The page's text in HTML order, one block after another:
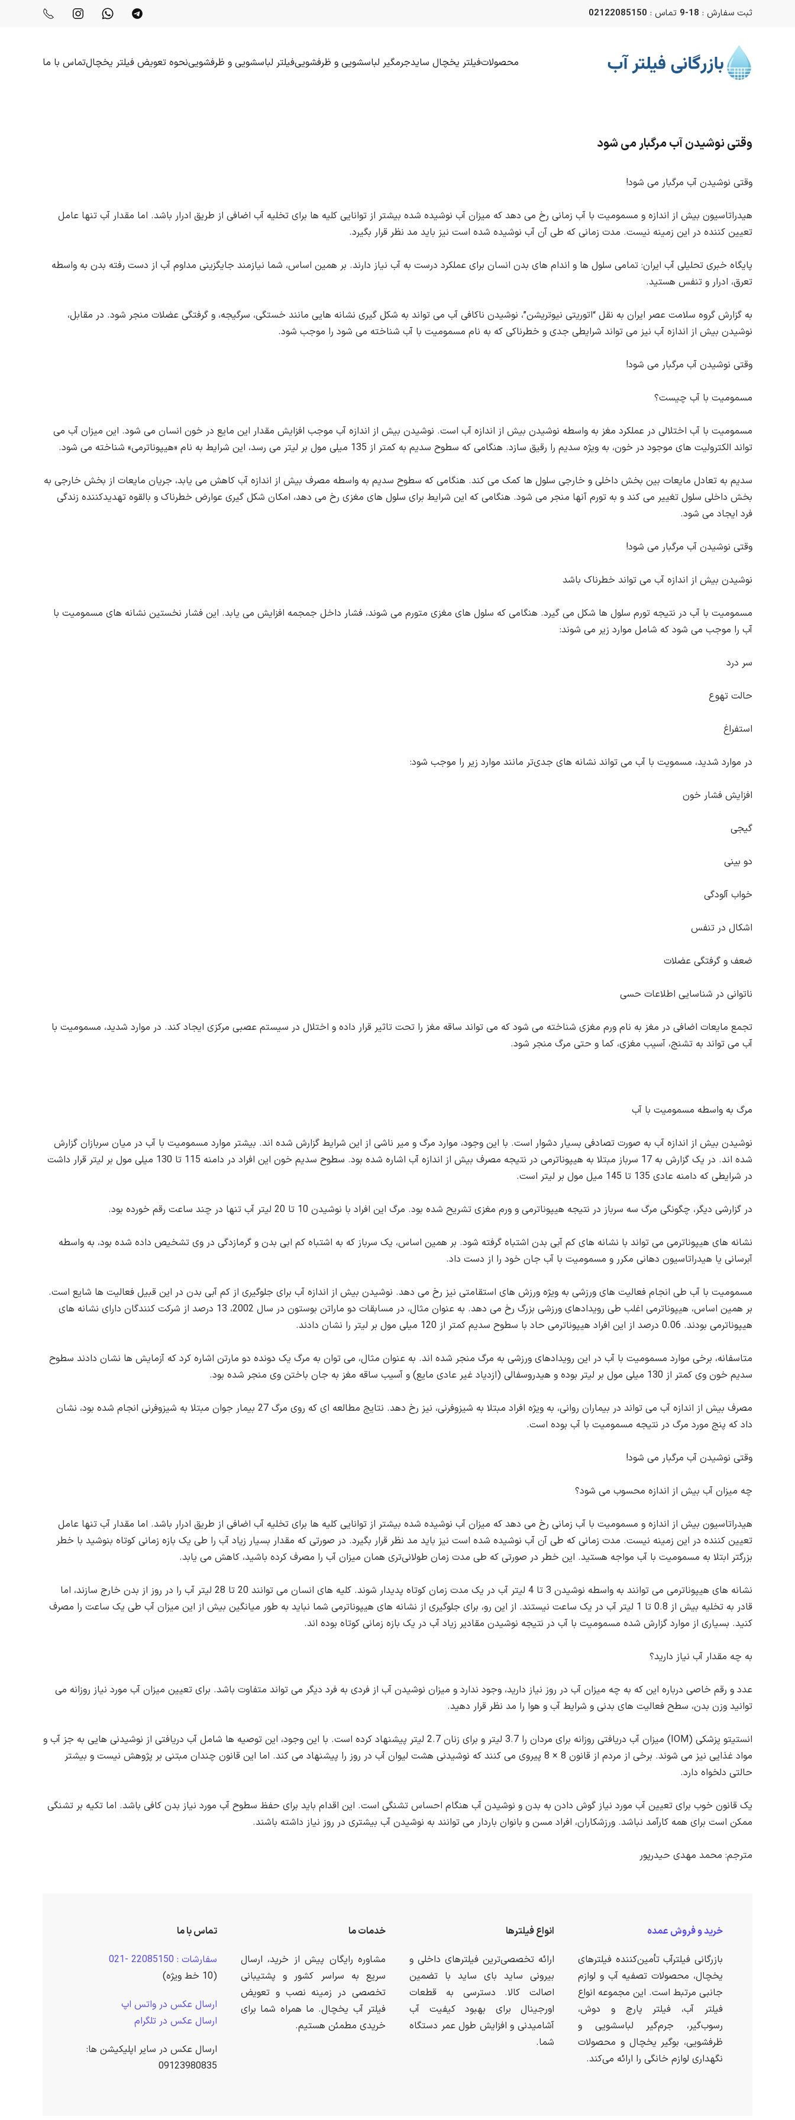
ثبت سفارش : 18-9 تماس : 02122085150
محصولاتفیلتر یخچال سایدجرمگیر لباسشویی و ظرفشوییفیلتر لباسشویی و ظرفشویینحوه تعویض فیلتر یخچالتماس با ما
وقتی نوشیدن آب مرگبار می شود
وقتی نوشیدن آب مرگبار می شود!
هیدراتاسیون بیش از اندازه و مسمومیت با آب زمانی رخ می دهد که میزان آب نوشیده شده بیشتر از توانایی کلیه ها برای تخلیه آب اضافی از طریق ادرار باشد. اما مقدار آب تنها عامل
تعیین کننده در این زمینه نیست. مدت زمانی که طی آن آب نوشیده شده است نیز باید مد نظر قرار بگیرد.
پایگاه خبری تحلیلی آب ایران: تمامی سلول ها و اندام های بدن انسان برای عملکرد درست به آب نیاز دارند. بر همین اساس، شما نیازمند جایگزینی مداوم آب از دست رفته بدن به واسطه
تعرق، ادرار و تنفس هستید.
به گزارش گروه سلامت عصر ایران به نقل “اتوریتی نیوتریشن”، نوشیدن ناکافی آب می تواند به شکل گیری نشانه هایی مانند خستگی، سرگیجه، و گرفتگی عضلات منجر شود. در مقابل،
نوشیدن بیش از اندازه آب نیز می تواند شرایطی جدی و خطرناکی که به نام مسمومیت با آب شناخته می شود را موجب شود.
وقتی نوشیدن آب مرگبار می شود!
مسمومیت با آب چیست؟
مسمومیت با آب اختلالی در عملکرد مغز به واسطه نوشیدن بیش از اندازه آب است. نوشیدن بیش از اندازه آب موجب افزایش مقدار این مایع در خون انسان می شود. این میزان آب می
تواند الکترولیت های موجود در خون، به ویژه سدیم را رقیق سازد. هنگامی که سطوح سدیم به کمتر از 135 میلی مول بر لیتر می رسد، این شرایط به نام «هیپوناترمی» شناخته می شود.
سدیم به تعادل مایعات بین بخش داخلی و خارجی سلول ها کمک می کند. هنگامی که سطوح سدیم به واسطه مصرف بیش از اندازه آب کاهش می یابد، جریان مایعات از بخش خارجی به
بخش داخلی سلول تغییر می کند و به تورم آنها منجر می شود. هنگامی که این شرایط برای سلول های مغزی رخ می دهد، امکان شکل گیری عوارض خطرناک و بالقوه تهدیدکننده زندگی
فرد ایجاد می شود.
وقتی نوشیدن آب مرگبار می شود!
نوشیدن بیش از اندازه آب می تواند خطرناک باشد
مسمومیت با آب در نتیجه تورم سلول ها شکل می گیرد. هنگامی که سلول های مغزی متورم می شوند، فشار داخل جمجمه افزایش می یابد. این فشار نخستین نشانه های مسمومیت با
آب را موجب می شود که شامل موارد زیر می شوند:
سر درد
حالت تهوع
استفراغ
در موارد شدید، مسمویت با آب می تواند نشانه های جدی‌تر مانند موارد زیر را موجب شود:
افزایش فشار خون
گیجی
دو بینی
خواب آلودگی
اشکال در تنفس
ضعف و گرفتگی عضلات
ناتوانی در شناسایی اطلاعات حسی
تجمع مایعات اضافی در مغز به نام ورم مغزی شناخته می شود که می تواند ساقه مغز را تحت تاثیر قرار داده و اختلال در سیستم عصبی مرکزی ایجاد کند. در موارد شدید، مسمومیت با
آب می تواند به تشنج، آسیب مغزی، کما و حتی مرگ منجر شود.
مرگ به واسطه مسمومیت با آب
نوشیدن بیش از اندازه آب به صورت تصادفی بسیار دشوار است. با این وجود، موارد مرگ و میر ناشی از این شرایط گزارش شده اند. بیشتر موارد مسمومیت با آب در میان سربازان گزارش
شده اند. در یک گزارش به 17 سرباز مبتلا به هیپوناترمی در نتیجه مصرف بیش از اندازه آب اشاره شده بود. سطوح سدیم خون این افراد در دامنه 115 تا 130 میلی مول بر لیتر قرار داشت
در شرایطی که دامنه عادی 135 تا 145 میل مول بر لیتر است.
در گزارشی دیگر، چگونگی مرگ سه سرباز در نتیجه هیپوناترمی و ورم مغزی تشریح شده بود. مرگ این افراد با نوشیدن 10 تا 20 لیتر آب تنها در چند ساعت رقم خورده بود.
نشانه های هیپوناترمی می تواند با نشانه های کم آبی بدن اشتباه گرفته شود. بر همین اساس، یک سرباز که به اشتباه کم ابی بدن و گرمازدگی در وی تشخیص داده شده بود، به واسطه
آبرسانی یا هیدراتاسیون دهانی مکرر و مسمومیت با آب جان خود را از دست داد.
مسمومیت با آب طی انجام فعالیت های ورزشی به ویژه ورزش های استقامتی نیز رخ می دهد. نوشیدن بیش از اندازه آب برای جلوگیری از کم آبی بدن در این قبیل فعالیت ها شایع است.
بر همین اساس، هیپوناترمی اغلب طی رویدادهای ورزشی بزرگ رخ می دهد. به عنوان مثال، در مسابقات دو ماراتن بوستون در سال 2002، 13 درصد از شرکت کنندگان دارای نشانه های
هیپوناترمی بودند. 0.06 درصد از این افراد هیپوناترمی حاد با سطوح سدیم کمتر از 120 میلی مول بر لیتر را نشان دادند.
متاسفانه، برخی موارد مسمومیت با آب در این رویدادهای ورزشی به مرگ منجر شده اند. به عنوان مثال، می توان به مرگ یک دونده دو مارتن اشاره کرد که آزمایش ها نشان دادند سطوح
سدیم خون وی کمتر از 130 میلی مول بر لیتر بوده و هیدروسفالی (ازدیاد غیر عادی مایع) و آسیب ساقه مغز به جان باختن وی منجر شده بود.
مصرف بیش از اندازه آب می تواند در بیماران روانی، به ویژه افراد مبتلا به شیزوفرنی، نیز رخ دهد. نتایج مطالعه ای که روی مرگ 27 بیمار جوان مبتلا به شیزوفرنی انجام شده بود، نشان
داد که پنج مورد مرگ در نتیجه مسمومیت با آب بوده است.
وقتی نوشیدن آب مرگبار می شود!
چه میزان آب بیش از اندازه محسوب می شود؟
هیدراتاسیون بیش از اندازه و مسمومیت با آب زمانی رخ می دهد که میزان آب نوشیده شده بیشتر از توانایی کلیه ها برای تخلیه آب اضافی از طریق ادرار باشد. اما مقدار آب تنها عامل
تعیین کننده در این زمینه نیست. مدت زمانی که طی آن آب نوشیده شده است نیز باید مد نظر قرار بگیرد. در صورتی که مقدار بسیار زیاد آب را طی یک بازه زمانی کوتاه بنوشید با خطر
بزرگتر ابتلا به مسمومیت با آب مواجه هستید. این خطر در صورتی که طی مدت زمان طولانی‌تری همان میزان آب را مصرف کرده باشید، کاهش می یابد.
نشانه های هیپوناترمی می توانند به واسطه نوشیدن 3 تا 4 لیتر آب در یک مدت زمان کوتاه پدیدار شوند. کلیه های انسان می توانند 20 تا 28 لیتر آب را در روز از بدن خارج سازند، اما
قادر به تخلیه بیش از 0.8 تا 1 لیتر آب در یک ساعت نیستند. از این رو، برای جلوگیری از نشانه های هیپوناترمی شما نباید به طور میانگین بیش از این میزان آب طی یک ساعت را مصرف
کنید. بسیاری از موارد گزارش شده مسمومیت با آب در نتیجه نوشیدن مقادیر زیاد آب در یک بازه زمانی کوتاه بوده اند.
به چه مقدار آب نیاز دارید؟
عدد و رقم خاصی درباره این که به چه میزان آب در روز نیاز دارید، وجود ندارد و میزان نوشیدن آب از فردی به فرد دیگر می تواند متفاوت باشد. برای تعیین میزان آب مورد نیاز روزانه می
توانید وزن بدن، سطح فعالیت های بدنی و شرایط آب و هوا را مد نظر قرار دهید.
انستیتو پزشکی (IOM) میزان آب دریافتی روزانه برای مردان را 3.7 لیتر و برای زنان 2.7 لیتر پیشنهاد کرده است. با این وجود، این توصیه ها شامل آب دریافتی از نوشیدنی هایی به جز آب و
مواد غذایی نیز می شوند. برخی از مردم از قانون 8 × 8 پیروی می کنند که نوشیدنی هشت لیوان آب در روز را پیشنهاد می کند. اما این قانون چندان مبتنی بر پژوهش نیست و بیشتر
حالتی دلخواه دارد.
یک قانون خوب برای تعیین آب مورد نیاز گوش دادن به بدن و نوشیدن آب هنگام احساس تشنگی است. این اقدام باید برای حفظ سطوح آب مورد نیاز بدن کافی باشد. اما تکیه بر تشنگی
ممکن است برای همه کارآمد نباشد. ورزشکاران، افراد مسن و بانوان باردار می توانند به نوشیدن آب بیشتری در روز نیاز داشته باشند.
مترجم: محمد مهدی حیدرپور
خرید و فروش عمده
بازرگانی فیلترآب تأمین‌کننده فیلترهای
یخچال، محصولات تصفیه آب و لوازم
جانبی مرتبط است. این مجموعه انواع
فیلتر آب، فیلتر پارچ و دوش،
رسوب‌گیر، جرم‌گیر لباسشویی و
ظرفشویی، بوگیر یخچال و محصولات
نگهداری لوازم خانگی را ارائه می‌کند.
انواع فیلترها
ارائه تخصصی‌ترین فیلترهای داخلی و
بیرونی ساید بای ساید با تضمین
اصالت کالا. دسترسی به قطعات
اورجینال برای بهبود کیفیت آب
آشامیدنی و افزایش طول عمر دستگاه
شما.
خدمات ما
مشاوره رایگان پیش از خرید، ارسال
سریع به سراسر کشور و پشتیبانی
تخصصی در زمینه نصب و تعویض
فیلتر آب یخچال. ما همراه شما برای
خریدی مطمئن هستیم.
تماس با ما
سفارشات : 22085150 -021
(10 خط ویژه)
ارسال عکس در واتس اپ
ارسال عکس در تلگرام
ارسال عکس در سایر اپلیکیشن ها:
09123980835